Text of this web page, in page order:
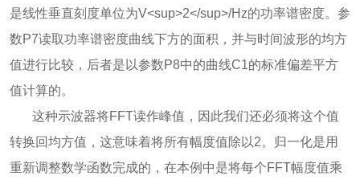
是线性垂直刻度单位为V<sup>2</sup>/Hz的功率谱密度。参
数P7读取功率谱密度曲线下方的面积，并与时间波形的均方
值进行比较，后者是以参数P8中的曲线C1的标准偏差平方
值计算的。
这种示波器将FFT读作峰值，因此我们还必须将这个值
转换回均方值，这意味着将所有幅度值除以2。归一化是用
重新调整数学函数完成的，在本例中是将每个FFT幅度值乘